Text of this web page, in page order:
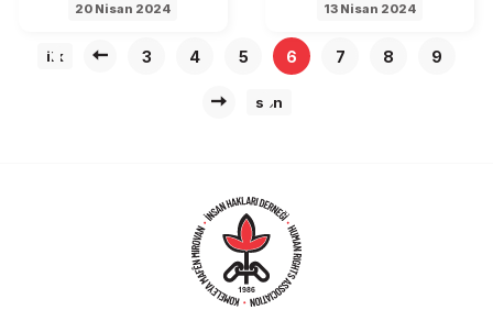
20 Nisan 2024 13 Nisan 2024
ilk 3 4 5 6 7 8 9
son